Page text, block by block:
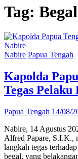
Tag:
Nabire Papua Tengah
Kapolda
Tegas
Papua Tengah 14/08/
Nabire, 14 Agustus
Alfred Papare, S.I.K.,
langkah tegas
begal, yang